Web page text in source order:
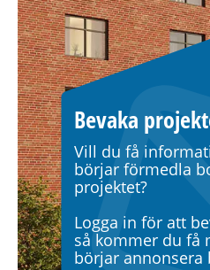
Bevaka
Vill du få
börjar förmedla
projektet?
Logga in för att
så kommer du få
börjar annonsera